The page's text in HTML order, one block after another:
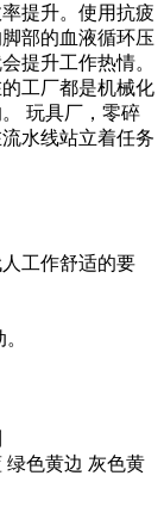
提升。使用抗疲
部的血液循环压
提升工作热情。
工厂都是机械化
玩具厂，零碎
水线站立着任务
工作舒适的要
绿色黄边 灰色黄